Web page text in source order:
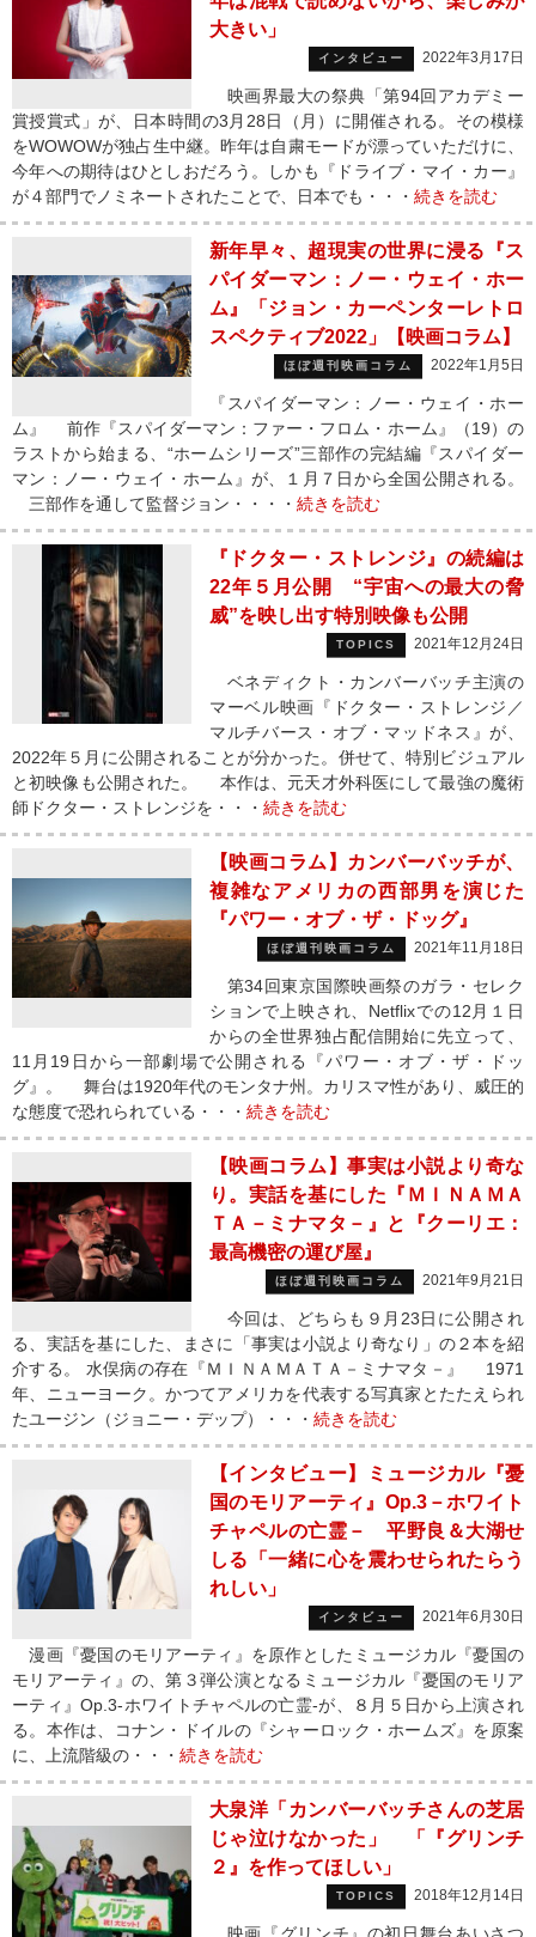
大きい」
インタビュー 2022年3月17日
映画界最大の祭典「第94回アカデミー
賞授賞式」が、日本時間の3月28日（月）に開催される。その模様
をWOWOWが独占生中継。昨年は自粛モードが漂っていただけに、
今年への期待はひとしおだろう。しかも『ドライブ・マイ・カー』
が４部門でノミネートされたことで、日本でも・・・ 続きを読む
新年早々、超現実の世界に浸る『ス
パイダーマン：ノー・ウェイ・ホー
ム』「ジョン・カーペンターレトロ
スペクティブ2022」【映画コラム】
ほぼ週刊映画コラム 2022年1月5日
『スパイダーマン：ノー・ウェイ・ホー
ム』 前作『スパイダーマン：ファー・フロム・ホーム』（19）の
ラストから始まる、“ホームシリーズ”三部作の完結編『スパイダー
マン：ノー・ウェイ・ホーム』が、１月７日から全国公開される。
三部作を通して監督ジョン・・・・ 続きを読む
『ドクター・ストレンジ』の続編は
22年５月公開 “宇宙への最大の脅
威”を映し出す特別映像も公開
TOPICS 2021年12月24日
ベネディクト・カンバーバッチ主演の
マーベル映画『ドクター・ストレンジ／
マルチバース・オブ・マッドネス』が、
2022年５月に公開されることが分かった。併せて、特別ビジュアル
と初映像も公開された。 本作は、元天才外科医にして最強の魔術
師ドクター・ストレンジを・・・ 続きを読む
【映画コラム】カンバーバッチが、
複雑なアメリカの西部男を演じた
『パワー・オブ・ザ・ドッグ』
ほぼ週刊映画コラム 2021年11月18日
第34回東京国際映画祭のガラ・セレク
ションで上映され、Netflixでの12月１日
からの全世界独占配信開始に先立って、
11月19日から一部劇場で公開される『パワー・オブ・ザ・ドッ
グ』。 舞台は1920年代のモンタナ州。カリスマ性があり、威圧的
な態度で恐れられている・・・ 続きを読む
【映画コラム】事実は小説より奇な
り。実話を基にした『ＭＩＮＡＭＡ
ＴＡ－ミナマタ－』と『クーリエ：
最高機密の運び屋』
ほぼ週刊映画コラム 2021年9月21日
今回は、どちらも９月23日に公開され
る、実話を基にした、まさに「事実は小説より奇なり」の２本を紹
介する。 水俣病の存在『ＭＩＮＡＭＡＴＡ－ミナマタ－』 1971
年、ニューヨーク。かつてアメリカを代表する写真家とたたえられ
たユージン（ジョニー・デップ）・・・ 続きを読む
【インタビュー】ミュージカル『憂
国のモリアーティ』Op.3－ホワイト
チャペルの亡霊－ 平野良＆大湖せ
しる「一緒に心を震わせられたらう
れしい」
インタビュー 2021年6月30日
漫画『憂国のモリアーティ』を原作としたミュージカル『憂国の
モリアーティ』の、第３弾公演となるミュージカル『憂国のモリア
ーティ』Op.3‐ホワイトチャペルの亡霊‐が、８月５日から上演され
る。本作は、コナン・ドイルの『シャーロック・ホームズ』を原案
に、上流階級の・・・ 続きを読む
大泉洋「カンバーバッチさんの芝居
じゃ泣けなかった」 「『グリンチ
２』を作ってほしい」
TOPICS 2018年12月14日